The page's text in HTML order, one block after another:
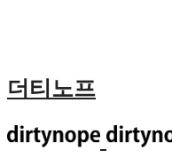
더티노프